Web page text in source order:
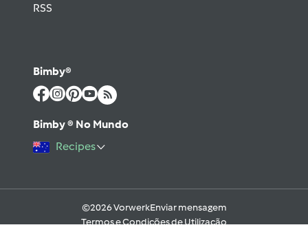
RSS
Bimby®
Bimby ® No Mundo
Recipes
©2026 VorwerkEnviar mensagem
Termos e Condições de Utilização